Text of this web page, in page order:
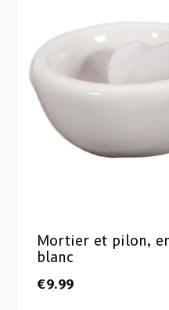
Mortier et pilon,
blanc
€9.99